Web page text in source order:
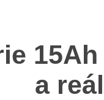
a